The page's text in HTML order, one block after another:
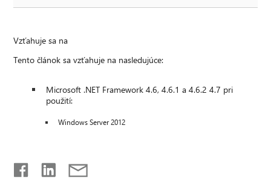
Vzťahuje sa na
Tento článok sa vzťahuje na nasledujúce:
Microsoft .NET Framework 4.6, 4.6.1 a 4.6.2 4.7 pri
použití:
Windows Server 2012